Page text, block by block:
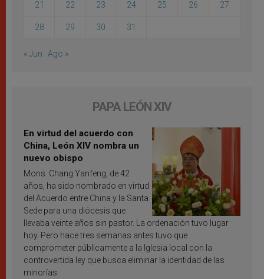
21 22 23 24 25 26 27
28 29 30 31
« Jun Ago »
PAPA LEÓN XIV
En virtud del acuerdo con
China, León XIV nombra un
nuevo obispo
Mons. Chang Yanfeng, de 42
años, ha sido nombrado en virtud
del Acuerdo entre China y la Santa
Sede para una diócesis que
llevaba veinte años sin pastor. La ordenación tuvo lugar
hoy. Pero hace tres semanas antes tuvo que
comprometer públicamente a la Iglesia local con la
controvertida ley que busca eliminar la identidad de las
minorías.